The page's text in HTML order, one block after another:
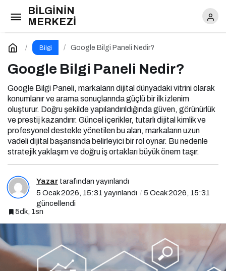
BİLGİNİN
MERKEZİ
Bilgi Google Bilgi Paneli Nedir?
Google Bilgi Paneli Nedir?
Google Bilgi Paneli, markaların dijital dünyadaki vitrini olarak
konumlanır ve arama sonuçlarında güçlü bir ilk izlenim
oluşturur. Doğru şekilde yapılandırıldığında güven, görünürlük
ve prestij kazandırır. Güncel içerikler, tutarlı dijital kimlik ve
profesyonel destekle yönetilen bu alan, markaların uzun
vadeli dijital başarısında belirleyici bir rol oynar. Bu nedenle
stratejik yaklaşım ve doğru iş ortakları büyük önem taşır.
Yazar tarafından yayınlandı
5 Ocak 2026, 15:31 yayınlandı
5 Ocak 2026, 15:31
güncellendi
5dk, 1sn
Google Bilgi Paneli Nedir?